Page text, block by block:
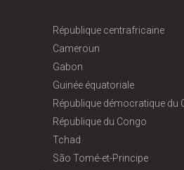
République centrafricaine
Cameroun
Gabon
Guinée équatoriale
République démocratique du
République du Congo
Tchad
São Tomé-et-Principe